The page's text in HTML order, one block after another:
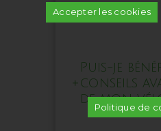
Puis-je
conseils
de mon
Accepter les cookies
Politique de